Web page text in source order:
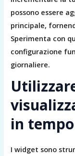
possono essere
principale,
Sperimenta con
configurazione
giornaliere.
in
I widget sono